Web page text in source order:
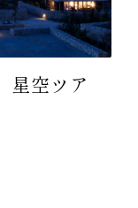
空ツア